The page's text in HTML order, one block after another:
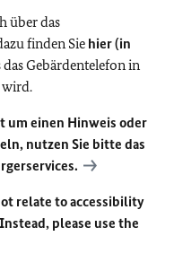
über das
finden Sie hier (in
das Gebärdentelefon in
wird.
um einen Hinweis oder
nutzen Sie bitte das
relate to accessibility
please use the